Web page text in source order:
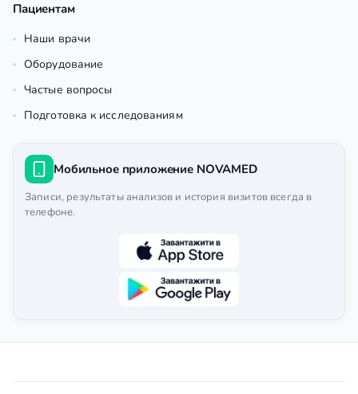
Пациентам
Наши врачи
Оборудование
Частые вопросы
Подготовка к исследованиям
Мобильное приложение NOVAMED
Записи, результаты анализов и история визитов всегда в
телефоне.